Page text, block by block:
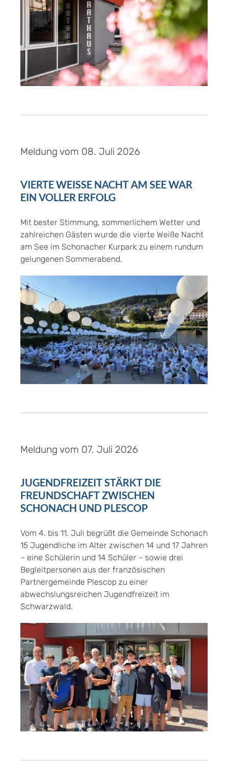
Meldung vom 08. Juli 2026
VIERTE WEISSE NACHT AM SEE WAR E
IN VOLLER ERFOLG
Mit bester Stimmung, sommerlichem Wetter und
zahlreichen Gästen wurde die vierte Weiße Nacht
am See im Schonacher Kurpark zu einem rundum
gelungenen Sommerabend.
Meldung vom 07. Juli 2026
JUGENDFREIZEIT STÄRKT DIE
FREUNDSCHAFT ZWISCHEN
SCHONACH UND PLESCOP
Vom 4. bis 11. Juli begrüßt die Gemeinde Schonach
15 Jugendliche im Alter zwischen 14 und 17 Jahren
– eine Schülerin und 14 Schüler – sowie drei
Begleitpersonen aus der französischen
Partnergemeinde Plescop zu einer
abwechslungsreichen Jugendfreizeit im
Schwarzwald.